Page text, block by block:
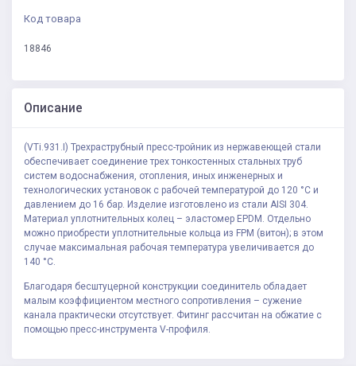
Код товара
18846
Описание
(VTi.931.I) Трехраструбный пресс-тройник из нержавеющей стали
обеспечивает соединение трех тонкостенных стальных труб
систем водоснабжения, отопления, иных инженерных и
технологических установок с рабочей температурой до 120 °С и
давлением до 16 бар. Изделие изготовлено из стали AISI 304.
Материал уплотнительных колец – эластомер EPDM. Отдельно
можно приобрести уплотнительные кольца из FPM (витон); в этом
случае максимальная рабочая температура увеличивается до
140 °С.
Благодаря бесштуцерной конструкции соединитель обладает
малым коэффициентом местного сопротивления – сужение
канала практически отсутствует. Фитинг рассчитан на обжатие с
помощью пресс-инструмента V-профиля.